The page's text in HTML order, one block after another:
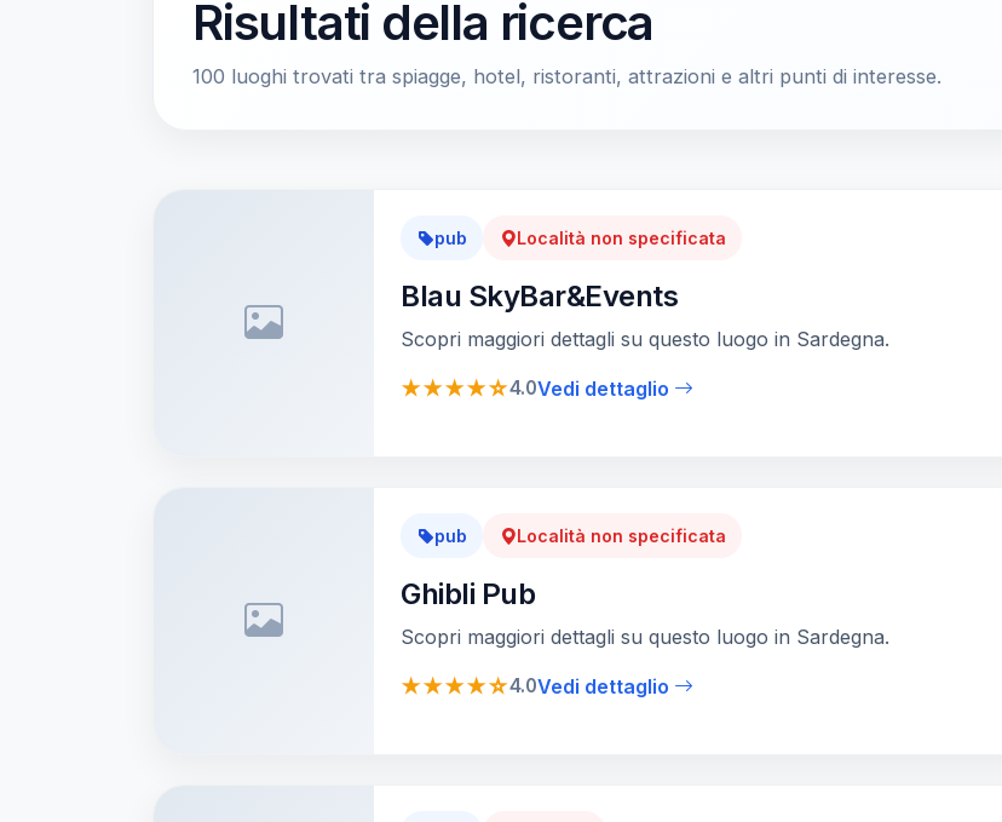
Risultati della ricerca
100 luoghi trovati tra spiagge, hotel, ristoranti, attrazioni e altri punti di interesse.
pub Località non specificata
Blau SkyBar&Events
Scopri maggiori dettagli su questo luogo in Sardegna.
★★★★☆4.0Vedi dettaglio
pub Località non specificata
Ghibli Pub
Scopri maggiori dettagli su questo luogo in Sardegna.
★★★★☆4.0Vedi dettaglio